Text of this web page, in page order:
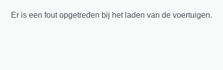
Er is een fout opgetreden bij het laden van de voertuigen.